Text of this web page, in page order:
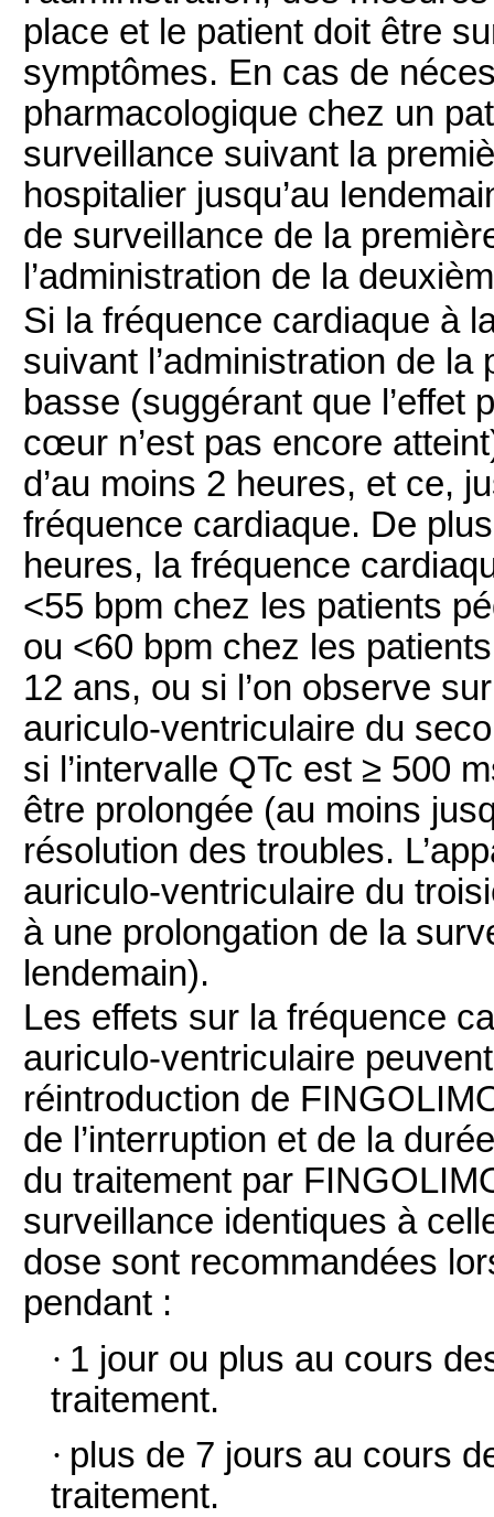
place et le patient doit être
symptômes. En cas de
pharmacologique chez un
surveillance suivant la
hospitalier jusqu’au
de surveillance de la
l’administration de la
Si la fréquence cardiaque à
suivant l’administration de
basse (suggérant que l’effet
cœur n’est pas encore
d’au moins 2 heures, et ce,
fréquence cardiaque. De
heures, la fréquence
<55 bpm chez les patients
ou <60 bpm chez les
12 ans, ou si l’on observe
auriculo-ventriculaire du
si l’intervalle QTc est ≥ 500
être prolongée (au moins
résolution des troubles.
auriculo-ventriculaire du
à une prolongation de la
lendemain).
Les effets sur la fréquence
auriculo-ventriculaire
réintroduction de
de l’interruption et de la
du traitement par
surveillance identiques à
dose sont recommandées
pendant :
· 1 jour ou plus au cours
traitement.
· plus de 7 jours au cours
traitement.